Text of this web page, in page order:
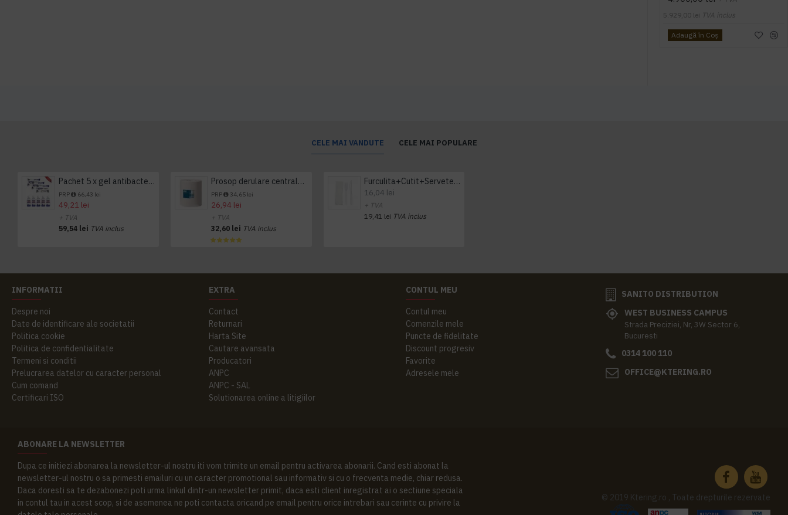
5.929,00 lei TVA inclus
Adaugă în Coş
CELE MAI VANDUTE CELE MAI POPULARE
Pachet 5 x gel antibacterian 50ml si 3 x Servetele antibacteriene 48 buc Hygienium
PRP 66,43 lei
49,21 lei
+ TVA
59,54 lei TVA inclus
Prosop derulare centrala 1 pliu, 300 m Tork
PRP 34,65 lei
26,94 lei
+ TVA
32,60 lei TVA inclus
Furculita+Cutit+Servetel 100buc/set
16,04 lei
+ TVA
19,41 lei TVA inclus
INFORMATII
Despre noi
Date de identificare ale societatii
Politica cookie
Politica de confidentialitate
Termeni si conditii
Prelucrarea datelor cu caracter personal
Cum comand
Certificari ISO
EXTRA
Contact
Returnari
Harta Site
Cautare avansata
Producatori
ANPC
ANPC - SAL
Solutionarea online a litigiilor
CONTUL MEU
Contul meu
Comenzile mele
Puncte de fidelitate
Discount progresiv
Favorite
Adresele mele
SANITO DISTRIBUTION
WEST BUSINESS CAMPUS
Strada Preciziei, Nr, 3W Sector 6,
Bucuresti
0314 100 110
OFFICE@KTERING.RO
ABONARE LA NEWSLETTER
Dupa ce initiezi abonarea la newsletter-ul nostru iti vom trimite un email pentru activarea abonarii. Cand esti abonat la
newsletter-ul nostru o sa primesti emailuri cu un caracter promotional sau informativ si cu o frecventa medie, chiar redusa.
Daca doresti sa te dezabonezi poti urma linkul dintr-un newsletter primit, daca esti client inregistrat ai o sectiune speciala
in contul tau in acest scop, si de asemenea ne poti contacta oricand pe email pentru orice intrebari sau cerinte cu privire la
© 2019 Ktering.ro , Toate drepturile rezervate